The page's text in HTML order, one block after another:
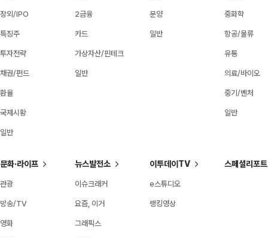
장외/IPO
특징주
투자전략
채권/펀드
환율
국제시황
일반
2금융
카드
가상자산/핀테크
일반
분양
일반
중화학
항공/물류
유통
의료/바이오
중기/벤처
일반
문화·라이프
관광
방송/TV
영화
뉴스발전소
이슈크래커
요즘, 이거
그래픽스
이투데이TV
e스튜디오
랭킹영상
스페셜리포트